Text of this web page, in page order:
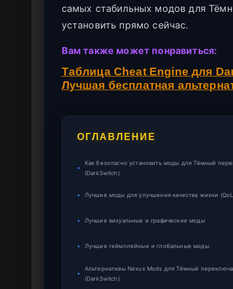
самых стабильных модов для
установить прямо сейчас.
Вам также может понравиться:
Таблица Cheat Engine для
Лучшая бесплатная
ОГЛАВЛЕНИЕ
▪
Как безопасно установить моды для Тёмный
(DarkSwitch)
▪ Лучшие моды для улучшения качества жизни
▪ Лучшие визуальные и графические моды
▪ Лучшие геймплейные и глобальные моды
▪
Альтернативы Nexus Mods для Тёмный
(DarkSwitch)